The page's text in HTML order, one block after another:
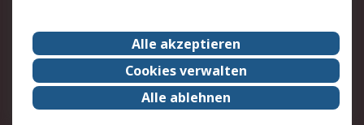
RS weltweit
Karriere bei RS
Nachhaltigkeit
Qualität/Umwelt/ZertifikatePresse-Center
Event-Center
Alle akzeptieren
Cookies verwalten
Alle ablehnen